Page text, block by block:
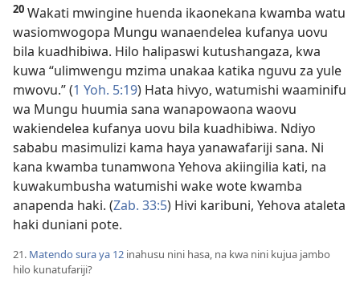
20 Wakati mwingine huenda ikaonekana kwamba watu
wasiomwogopa Mungu wanaendelea kufanya uovu
bila kuadhibiwa. Hilo halipaswi kutushangaza, kwa
kuwa “ulimwengu mzima unakaa katika nguvu za yule
mwovu.” (1 Yoh. 5:19) Hata hivyo, watumishi waaminifu
wa Mungu huumia sana wanapowaona waovu
wakiendelea kufanya uovu bila kuadhibiwa. Ndiyo
sababu masimulizi kama haya yanawafariji sana. Ni
kana kwamba tunamwona Yehova akiingilia kati, na
kuwakumbusha watumishi wake wote kwamba
anapenda haki. (Zab. 33:5) Hivi karibuni, Yehova ataleta
haki duniani pote.
21. Matendo sura ya 12 inahusu nini hasa, na kwa nini kujua jambo
hilo kunatufariji?